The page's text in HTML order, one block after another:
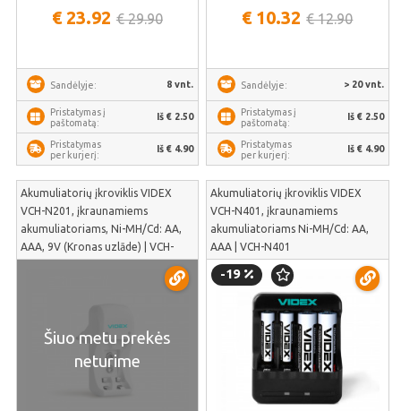
€ 23.92 € 29.90
Sandėlyje: 8 vnt.
Pristatymas į
paštomatą:
Iš € 2.50
Pristatymas
per kurjerį:
Iš € 4.90
€ 10.32 € 12.90
Sandėlyje: > 20 vnt.
Pristatymas į
paštomatą:
Iš € 2.50
Pristatymas
per kurjerį:
Iš € 4.90
Akumuliatorių įkroviklis VIDEX
VCH-N201, įkraunamiems
akumuliatoriams, Ni-MH/Cd: АА,
ААА, 9V (Kronas uzlāde) | VCH-
Šiuo metu prekės
neturime
Akumuliatorių įkroviklis VIDEX
VCH-N401, įkraunamiems
akumuliatoriams Ni-MH/Cd: АА,
ААА | VCH-N401
-19